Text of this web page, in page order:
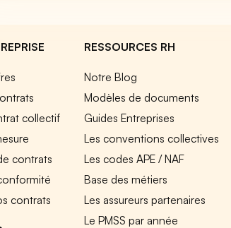
collectif
contrats
contrats
RESSOURCES RH
Notre Blog
Modèles de documents
Guides Entreprises
Les conventions collectives
Les codes APE / NAF
Base des métiers
Les assureurs partenaires
Le PMSS par année